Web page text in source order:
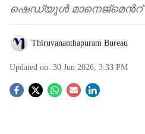
ഷെഡ്യൂൾ മാനെജ്മെന്‍റ്
Thiruvananthapuram Bureau
Updated on :30 Jun 2026, 3:33 PM
S